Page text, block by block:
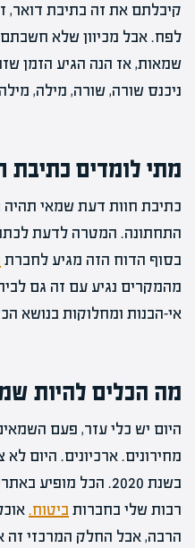
קיבלתם את זה בתיבת דואר,
לפח. אבל מכיוון שלא
שמאות, אז הנה הגיע הזמן
ניכנס שורה, שורה, מילה,
מתי לומדים
כתיבת חוות דעת שמאי תהיה
התחתונה. המטרה לדעת
בסוף הדוח הזה מגיע לחברת
מהמקרים נגיע עם זה גם
אי-הבנות ומחלוקות בנושא
מה הכלים להיות
היום יש כלי עזר, פעם
מחירונים. ארכיונים. היום
בשנת 2020. הכל
רבות שלי בחברות ביטוח.